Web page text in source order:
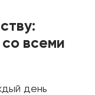
со всеми
день